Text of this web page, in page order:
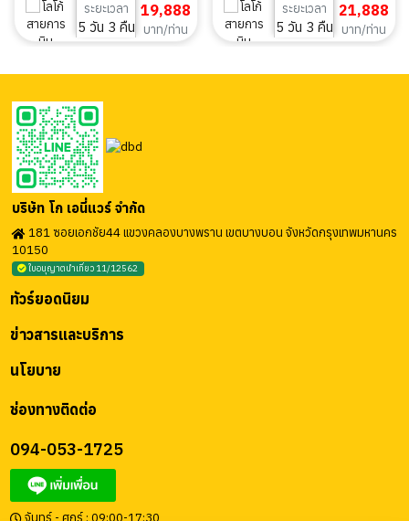
ระยะเวลา
5 วัน 3 คืน
19,888
บาท/ท่าน
ระยะเวลา
5 วัน 3 คืน
21,888
บาท/ท่าน
บริษัท โก เอนี่แวร์ จำกัด
181 ซอยเอกชัย44 แขวงคลองบางพราน เขตบางบอน จังหวัดกรุงเทพมหานคร
10150
ใบอนุญาตนำเที่ยว 11/12562
ช่องทางติดต่อ
094-053-1725
นโยบาย
ข่าวสารและบริการ
ทัวร์ยอดนิยม